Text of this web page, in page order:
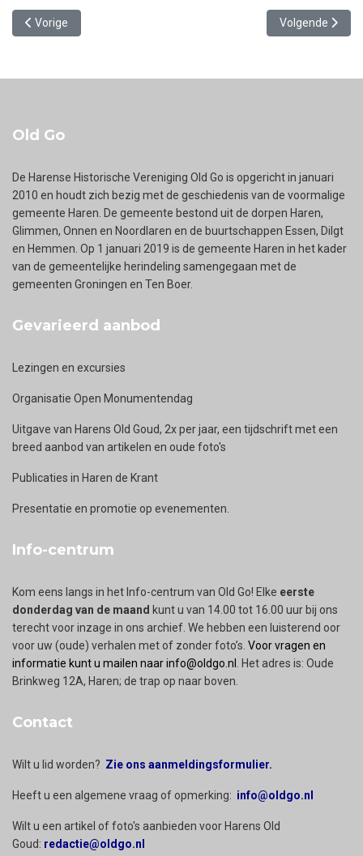
Vorig artikel: In plaats van Bijltjesdag
Vorige Volgende
Volgende
Old Go
De Harense Historische Vereniging Old Go is opgericht in januari
2010 en houdt zich bezig met de geschiedenis van de voormalige
gemeente Haren. De gemeente bestond uit de dorpen Haren,
Glimmen, Onnen en Noordlaren en de buurtschappen Essen, Dilgt
en Hemmen. Op 1 januari 2019 is de gemeente Haren in het kader
van de gemeentelijke herindeling samengegaan met de
gemeenten Groningen en Ten Boer.
Gevarieerd aanbod
Lezingen en excursies
Organisatie Open Monumentendag
Uitgave van Harens Old Goud, 2x per jaar, een tijdschrift met een
breed aanbod van artikelen en oude foto's
Publicaties in Haren de Krant
Presentatie en promotie op evenementen.
Info-centrum
Kom eens langs in het Info-centrum van Old Go! Elke eerste
donderdag van de maand kunt u van 14.00 tot 16.00 uur bij ons
terecht voor inzage in ons archief. We hebben een luisterend oor
voor uw (oude) verhalen met of zonder foto’s. Voor vragen en
informatie kunt u mailen naar info@oldgo.nl
. Het adres is: Oude
Brinkweg 12A, Haren; de trap op naar boven.
Contact
Wilt u lid worden? Zie ons aanmeldingsformulier.
Heeft u een algemene vraag of opmerking: info@oldgo.nl
Wilt u een artikel of foto's aanbieden voor Harens Old
Goud: redactie@oldgo.nl